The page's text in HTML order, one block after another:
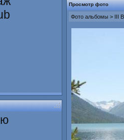
Просмотр фото
Фото альбомы > III